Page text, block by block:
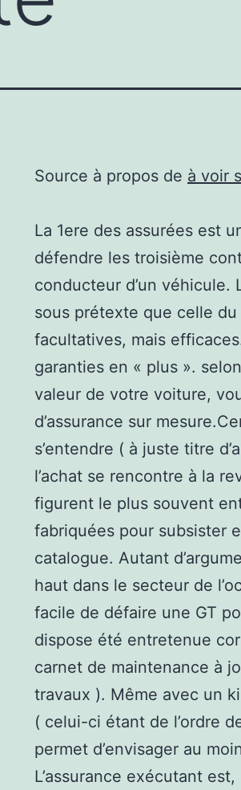
Source à propos de à voir
La 1ere des assurées est
défendre les troisième
conducteur d’un
sous prétexte que celle
facultatives, mais efficaces.
garanties en « plus ».
valeur de votre voiture,
d’assurance sur
s’entendre ( à juste titre
l’achat se rencontre à la
figurent le plus souvent
fabriquées pour subsister
catalogue. Autant
haut dans le secteur de
facile de défaire une GT
dispose été entretenue
carnet de maintenance à
travaux ). Même avec un
( celui-ci étant de l’ordre
permet d’envisager au
L’assurance exécutant